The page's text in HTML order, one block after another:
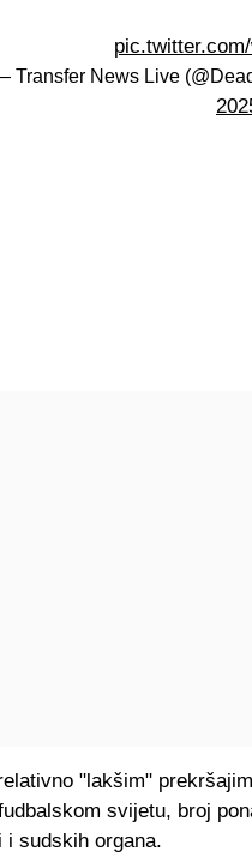
Transfer News Live
"lakšim"
svijetu, broj
i sudskih organa.